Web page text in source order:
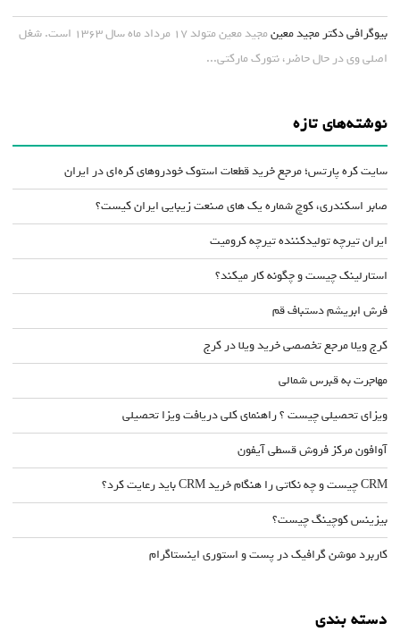
بیوگرافی دکتر مجید معین
مجید معین متولد ۱۷ مرداد ماه سال ۱۳۶۳ است. شغل
اصلی وی در حال حاضر، نتورک مارکتی...
نوشته‌های تازه
سایت کره پارتس؛ مرجع خرید قطعات استوک خودروهای کره‌ای در ایران
صابر اسکندری، کوچ شماره یک های صنعت زیبایی ایران کیست؟
ایران تیرچه تولیدکننده تیرچه کرومیت
استارلینک چیست و چگونه کار میکند؟
فرش ابریشم دستباف قم
کرج ویلا مرجع تخصصی خرید ویلا در کرج
مهاجرت به قبرس شمالی
ویزای تحصیلی چیست ؟ راهنمای کلی دریافت ویزا تحصیلی
آوافون مرکز فروش قسطی آیفون
CRM چیست و چه نکاتی را هنگام خرید CRM باید رعایت کرد؟
بیزینس کوچینگ چیست؟
کاربرد موشن گرافیک در پست و استوری اینستاگرام
دسته بندی